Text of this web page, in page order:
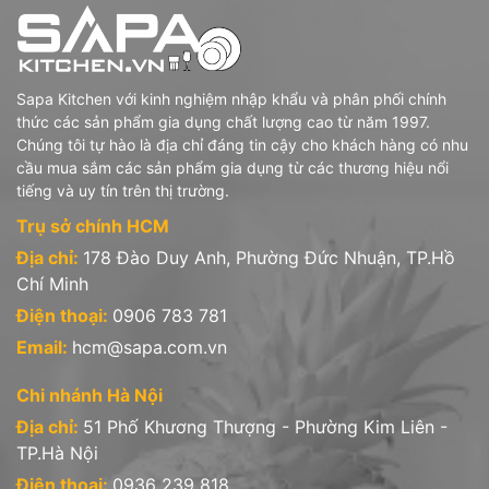
Sapa Kitchen với kinh nghiệm nhập khẩu và phân phối chính
thức các sản phẩm gia dụng chất lượng cao từ năm 1997.
Chúng tôi tự hào là địa chỉ đáng tin cậy cho khách hàng có nhu
cầu mua sắm các sản phẩm gia dụng từ các thương hiệu nổi
tiếng và uy tín trên thị trường.
Trụ sở chính HCM
Địa chỉ: 178 Đào Duy Anh, Phường Đức Nhuận, TP.Hồ
Chí Minh
Điện thoại: 0906 783 781
Email: hcm@sapa.com.vn
Chi nhánh Hà Nội
Địa chỉ: 51 Phố Khương Thượng - Phường Kim Liên -
TP.Hà Nội